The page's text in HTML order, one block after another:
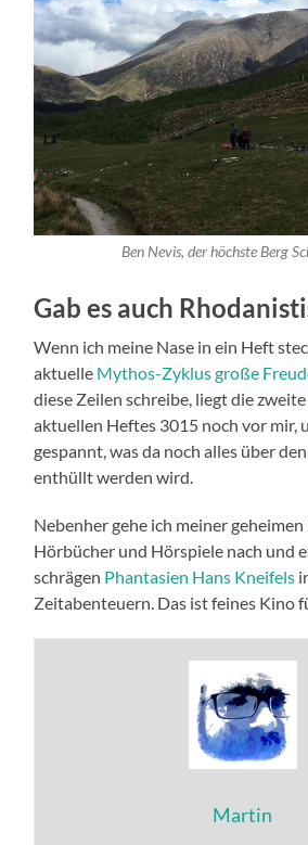
Ben Nevis, der höchste Berg
Gab es auch
Wenn ich meine Nase in ein Heft
aktuelle Mythos-Zyklus große
diese Zeilen schreibe, liegt die
aktuellen Heftes 3015 noch vor mir,
gespannt, was da noch alles über
enthüllt werden wird.
Nebenher gehe ich meiner
Hörbücher und Hörspiele nach und
schrägen Phantasien Hans Kneifels
Zeitabenteuern. Das ist feines Kino
Martin